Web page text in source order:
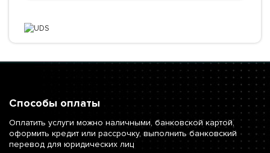
Способы оплаты
Оплатить услуги можно наличными, банковской картой,
оформить кредит или рассрочку, выполнить банковский
перевод для юридических лиц